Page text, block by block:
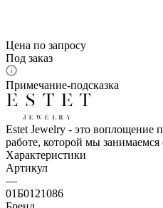
Цена по запросу
Под заказ
Примечание-подсказка
Estet Jewelry - это воплощение
работе, которой мы занимаемся
Характеристики
Артикул
—
01Б0121086